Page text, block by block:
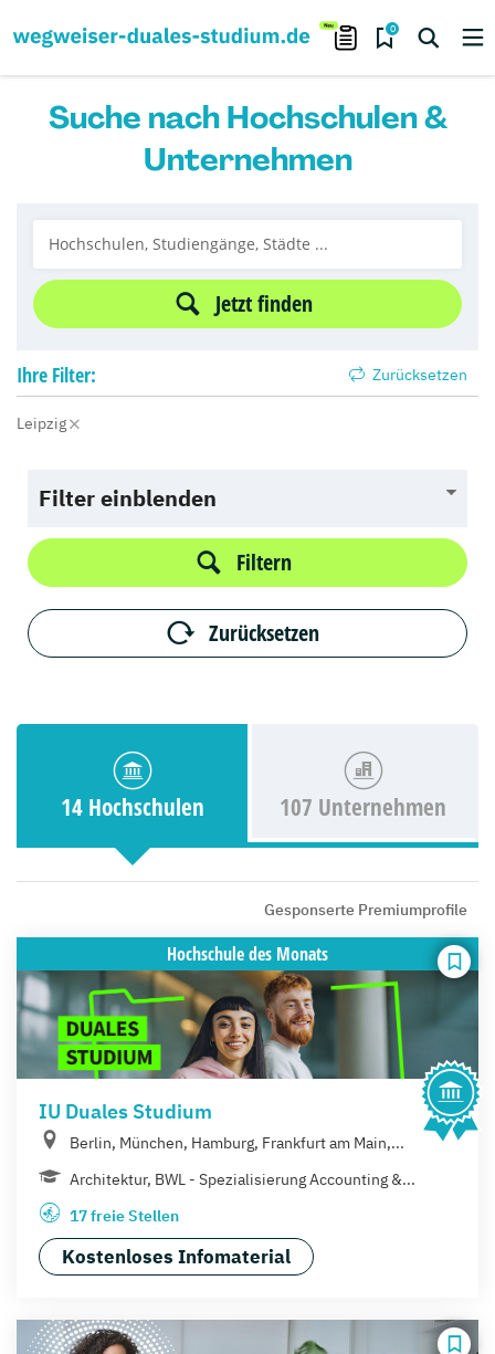
0
Suche nach Hochschulen &
Unternehmen
Jetzt finden
Ihre Filter: Zurücksetzen
Leipzig
Filter einblenden
Filtern
Zurücksetzen
14 Hochschulen 107 Unternehmen
Gesponserte Premiumprofile
Hochschuledes Monats
IU Duales Studium
Berlin, München, Hamburg, Frankfurt am Main,...
Architektur, BWL - Spezialisierung Accounting &...
17 freie Stellen
Kostenloses Infomaterial